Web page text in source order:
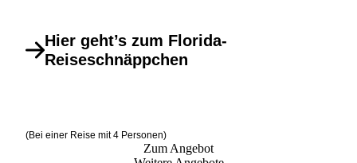
Hier geht’s zum Florida-
Reiseschnäppchen
(Bei einer Reise mit 4 Personen)
Zum Angebot